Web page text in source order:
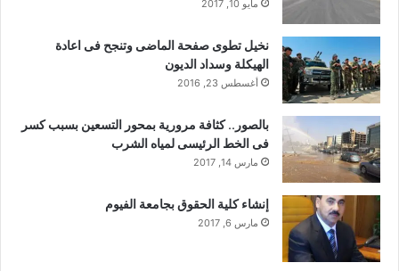
مايو 10, 2017
نخيل تطوى صفحة الماضى وتنجح فى اعادة
الهيكلة وسداد الديون
أغسطس 23, 2016
بالصور.. كثافة مرورية بمحور التسعين بسبب كسر
فى الخط الرئيسى لمياه الشرب
مارس 14, 2017
إنشاء كلية الحقوق بجامعة الفيوم
مارس 6, 2017